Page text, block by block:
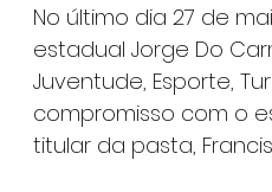
No último dia 27 de
estadual Jorge Do
Juventude, Esporte,
compromisso com o
titular da pasta,